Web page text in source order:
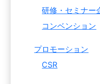
研修・セミナー
コンベンション
プロモーション
CSR